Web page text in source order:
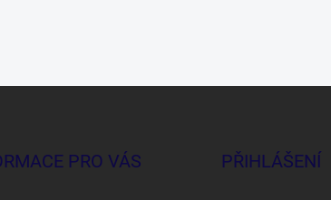
PRO VÁS PŘIHLÁŠENÍ